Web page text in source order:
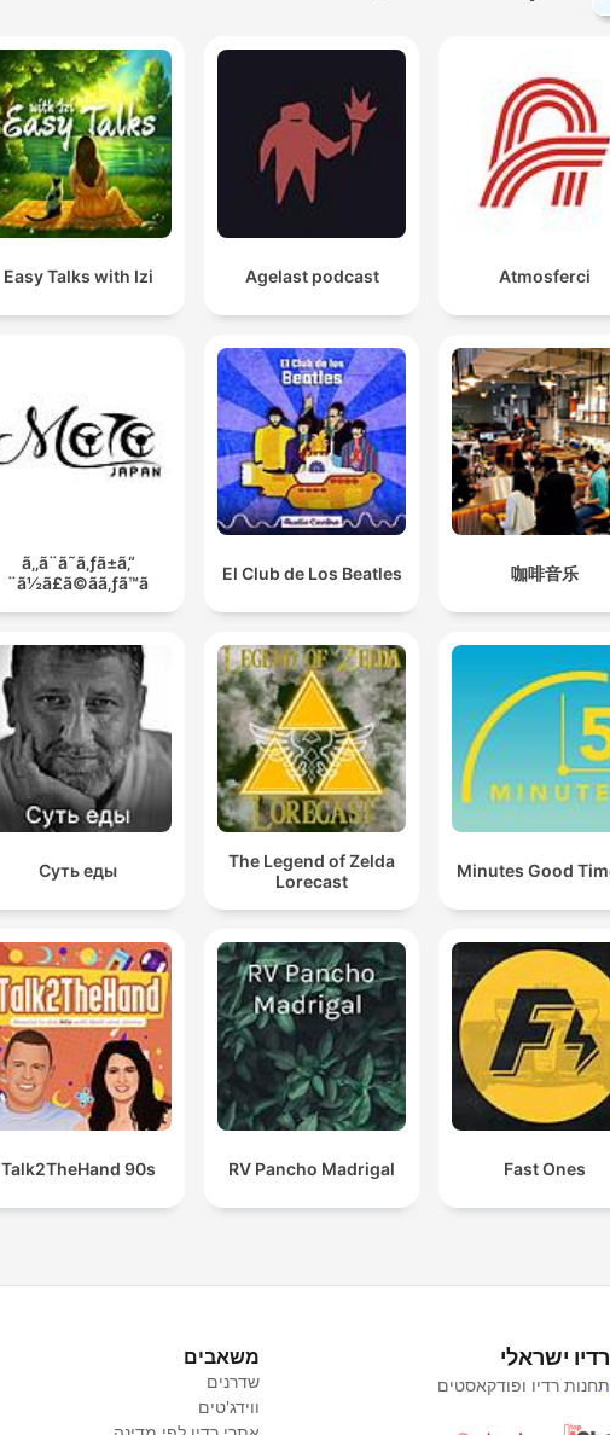
Atmosferci
Agelast podcast
Easy Talks with Izi
咖啡音乐
El Club de Los Beatles
ã‚‚ã¨ã˜ã‚ƒã±ã‚“
ã½ã£ã©ãã‚ƒã™ã¨
The Legend of Zelda
Lorecast
Суть еды
Fast Ones
RV Pancho Madrigal
Talk2TheHand 90s
רדיו ישראלי
תחנות רדיו ופודקאסטים
משאבים
שדרנים
ווידג'טים